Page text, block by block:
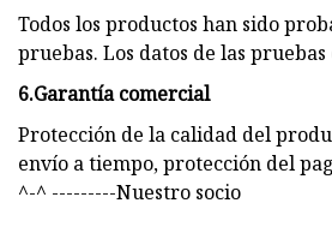
Todos los productos han sido
pruebas. Los datos de las
6.Garantía comercial
Protección de la calidad del
envío a tiempo, protección del
^-^ ---------Nuestro socio